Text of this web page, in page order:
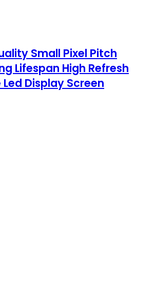
Small Pixel Pitch
Lifespan High Refresh
Led Display Screen